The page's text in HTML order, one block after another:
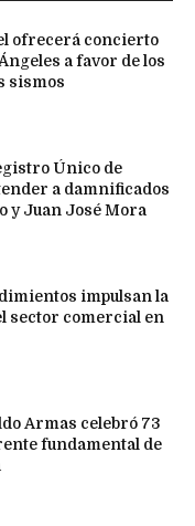
ofrecerá concierto
a favor de los
sismos
Único de
a damnificados
y Juan José Mora
impulsan la
sector comercial en
Armas celebró 73
fundamental de